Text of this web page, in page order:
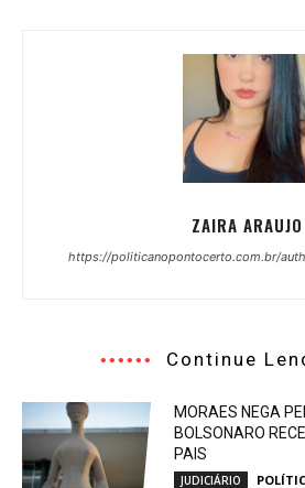
ZAIRA ARAUJO
https://politicanopontocerto.com.br/
Continue
MORAES NEGA
BOLSONARO
PAIS
JUDICIÁRIO